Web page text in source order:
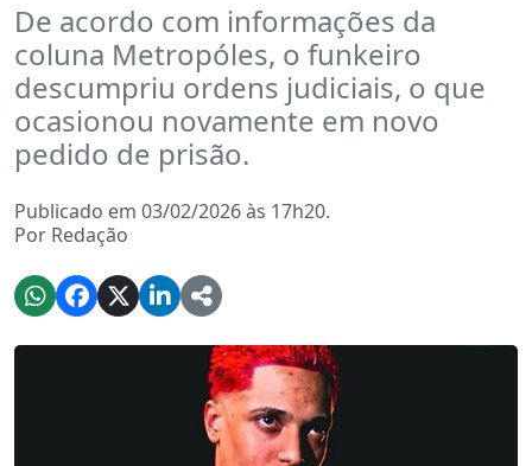
De acordo com informações da
coluna Metropóles, o funkeiro
descumpriu ordens judiciais, o que
ocasionou novamente em novo
pedido de prisão.
Publicado em 03/02/2026 às 17h20.
Por Redação